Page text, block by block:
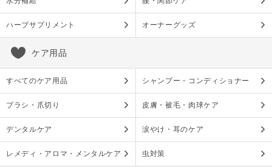
ハーブサプリメント オーナーグッズ
ケア用品
すべてのケア用品 シャンプー・コンディショナー
ブラシ・爪切り 皮膚・被毛・肉球ケア
デンタルケア 涙やけ・耳のケア
レメディ・アロマ・メンタルケア 虫対策